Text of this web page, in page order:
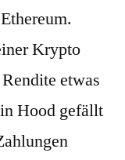
Krypto
etwas
Hood gefällt